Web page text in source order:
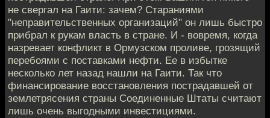
не свергал на Гаити: зачем? Стараниями
"неправительственных организаций" он лишь быстро
прибрал к рукам власть в стране. И - вовремя, когда
назревает конфликт в Ормузском проливе, грозящий
перебоями с поставками нефти. Ее в избытке
несколько лет назад нашли на Гаити. Так что
финансирование восстановления пострадавшей от
землетрясения страны Соединенные Штаты считают
лишь очень выгодными инвестициями.